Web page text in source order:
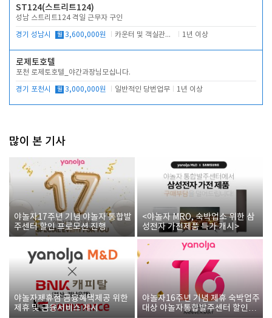
ST124(스트리트124)
성남 스트리트124 격일 근무자 구인
경기 성남시 월 3,600,000원 카운터 및 객실관리 전반 1년 이상
로제토호텔
포천 로제토호텔_야간과장님모십니다.
경기 포천시 월 3,000,000원 일반적인 당번업무 1년 이상
많이 본 기사
야놀자17주년 기념 야놀자 통합발
주센터 할인 프로모션 진행
<야놀자 MRO, 숙박업소 위한 삼
성전자 가전제품 특가 개시>
야놀자제휴점 금융혜택제공 위한
제휴 및 금융서비스 게시
야놀자16주년 기념 제휴 숙박업주
대상 야놀자통합발주센터 할인쿠